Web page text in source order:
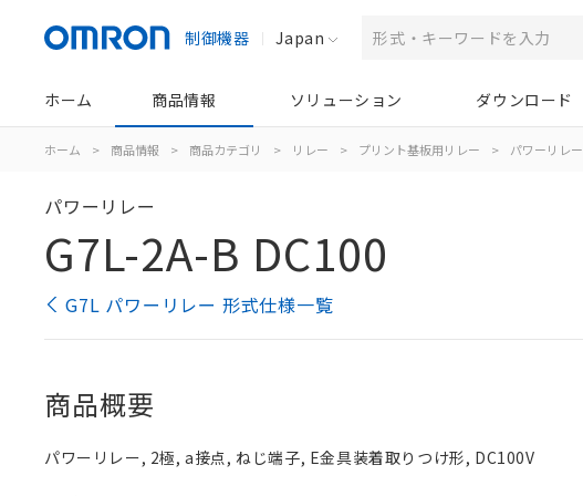
制御機器 Japan
ホーム 商品情報 ソリューション ダウンロード
ホーム > 商品情報 > 商品カテゴリ > リレー > プリント基板用リレー > パワーリレー
パワーリレー
G7L-2A-B DC100
G7L パワーリレー 形式仕様一覧
商品概要
パワーリレー, 2極, a接点, ねじ端子, E金具装着取りつけ形, DC100V